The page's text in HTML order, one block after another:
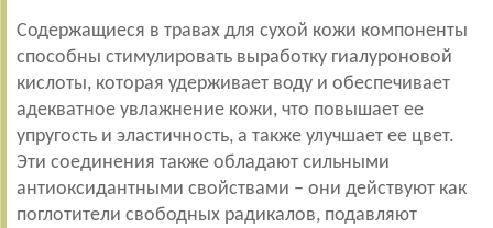
Содержащиеся в травах для сухой кожи компоненты
способны стимулировать выработку гиалуроновой
кислоты, которая удерживает воду и обеспечивает
адекватное увлажнение кожи, что повышает ее
упругость и эластичность, а также улучшает ее цвет.
Эти соединения также обладают сильными
антиоксидантными свойствами – они действуют как
поглотители свободных радикалов, подавляют